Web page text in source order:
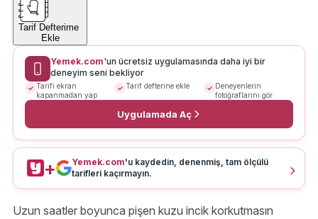
Tarif Defterime
Ekle
Yemek.com'un ücretsiz uygulamasında daha iyi bir
deneyim seni bekliyor
Tarifi ekran
kapanmadan yap
Tarif defterine ekle
Deneyenlerin
fotoğraflarını gör
Uygulamada Aç
+ Yemek.com'u kaydedin, denenmiş, tam ölçülü
tarifleri kaçırmayın.
Uzun saatler boyunca pişen kuzu incik korkutmasın